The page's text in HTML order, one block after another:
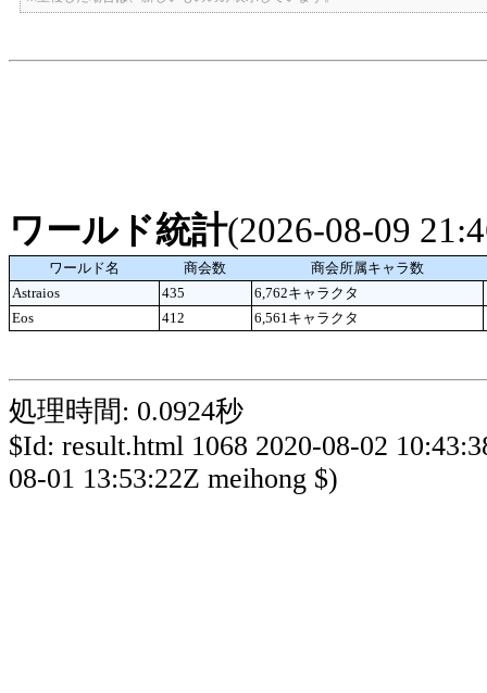
ワールド統計(2026-08-09
ワールド名 商会数
商会所属キャラ数
Astraios
435 6,762キャラクタ
Eos
412 6,561キャラクタ
処理時間: 0.0924秒
$Id: result.html 1068 2020-08-02
08-01 13:53:22Z meihong $)